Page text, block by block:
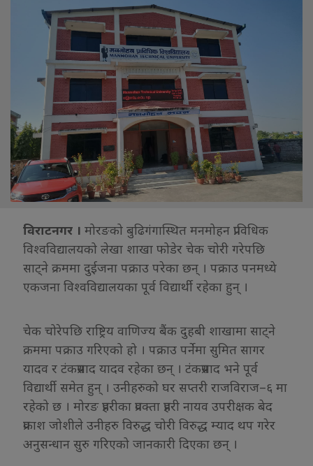
विराटनगर । मोरङको बुढिगंगास्थित मनमोहन प्राविधिक
विश्वविद्यालयको लेखा शाखा फोडेर चेक चोरी गरेपछि
साट्ने क्रममा दुईजना पक्राउ परेका छन् । पक्राउ पनमध्ये
एकजना विश्वविद्यालयका पूर्व विद्यार्थी रहेका हुन् ।
चेक चोरेपछि राष्ट्रिय वाणिज्य बैंक दुहबी शाखामा साट्ने
क्रममा पक्राउ गरिएको हो । पक्राउ पर्नेमा सुमित सागर
यादव र टंकप्रसाद यादव रहेका छन् । टंकप्रसाद भने पूर्व
विद्यार्थी समेत हुन् । उनीहरुको घर सप्तरी राजविराज–६ मा
रहेको छ । मोरङ प्रहरीका प्रवक्ता प्रहरी नायव उपरीक्षक बेद
प्रकाश जोशीले उनीहरु विरुद्ध चोरी विरुद्ध म्याद थप गरेर
अनुसन्धान सुरु गरिएको जानकारी दिएका छन् ।